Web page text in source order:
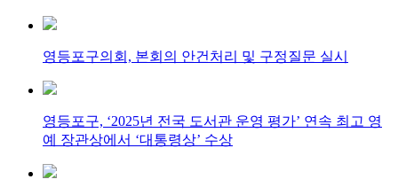
영등포구의회, 본회의 안건처리 및 구정질문 실시
영등포구, ‘2025년 전국 도서관 운영 평가’ 연속 최고 영
예 장관상에서 ‘대통령상’ 수상